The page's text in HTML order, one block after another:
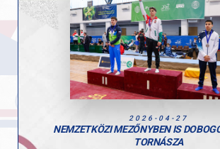
• Tomcsányi Benedek, talaj, 2. hely
• Molnár Botond, ugrás, 3. hely
• Kiss Marcell, nyújtó, 3. hely
A hétvége jól mutatta a csapat erejét
stabil formáját a hazai élmezőnyben.
mind az edzőik esetében!
2026-04-27
NEMZETKÖZI MEZŐNYBEN IS
TORNÁSZA